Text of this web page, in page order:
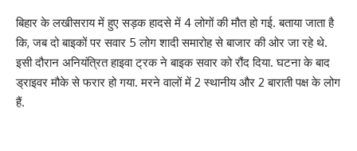
बिहार के लखीसराय में हुए सड़क हादसे में 4 लोगों की मौत हो गई. बताया जाता है
कि, जब दो बाइकों पर सवार 5 लोग शादी समारोह से बाजार की ओर जा रहे थे.
इसी दौरान अनियंत्रित हाइवा ट्रक ने बाइक सवार को रौंद दिया. घटना के बाद
ड्राइवर मौके से फरार हो गया. मरने वालों में 2 स्थानीय और 2 बाराती पक्ष के लोग
हैं.